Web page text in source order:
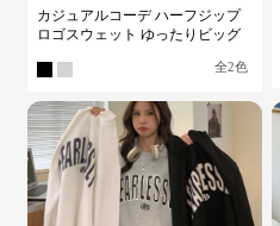
カジュアルコーデ ハーフジップ
ロゴスウェット ゆったりビッグ
全2色